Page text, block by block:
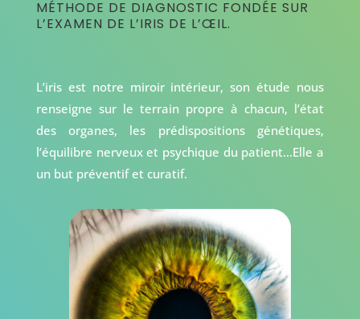
MÉTHODE DE DIAGNOSTIC FONDÉE SUR
L’EXAMEN DE L’IRIS DE L’ŒIL.
L’iris est notre miroir intérieur, son étude nous
renseigne sur le terrain propre à chacun, l’état
des organes, les prédispositions génétiques,
l’équilibre nerveux et psychique du patient…Elle a
un but préventif et curatif.